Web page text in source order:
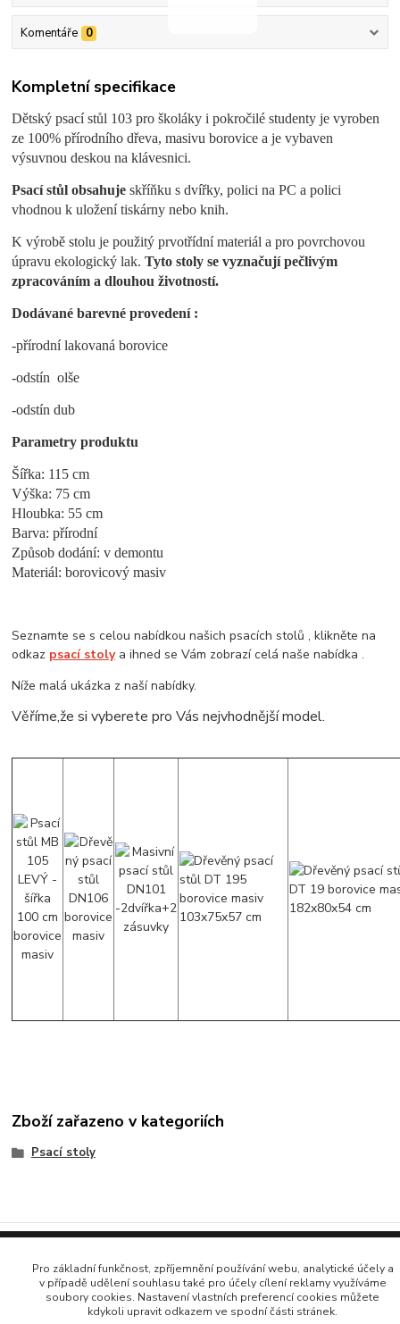
Komentáře 0
Kompletní specifikace
Dětský psací stůl 103pro školáky i pokročilé studenty je vyroben
ze 100% přírodního dřeva, masivu borovice a je vybaven
výsuvnou deskou na klávesnici.
Psací stůl obsahuje skříňku s dvířky, polici na PC a polici
vhodnou k uložení tiskárny nebo knih.
K výrobě stolu je použitý prvotřídní materiál a pro povrchovou
úpravu ekologický lak.Tyto stoly se vyznačují pečlivým
zpracováním a dlouhou životností.
Dodávané barevné provedení :
-přírodní lakovaná borovice
-odstín olše
-odstín dub
Parametry produktu
Šířka: 115 cm
Výška: 75 cm
Hloubka: 55 cm
Barva: přírodní
Způsob dodání: v demontu
Materiál: borovicový masiv
Seznamte se s celou nabídkou našich psacích stolů , klikněte na
odkaz psací stolya ihned se Vám zobrazí celá naše nabídka .
Níže malá ukázka z naší nabídky.
Věříme,že si vyberete pro Vás nejvhodnější model.
Zboží zařazeno v kategoriích
Psací stoly
Pro základní funkčnost, zpříjemnění používání webu, analytické účely a
v případě udělení souhlasu také pro účely cílení reklamy využíváme
soubory cookies. Nastavení vlastních preferencí cookies můžete
kdykoli upravit odkazem ve spodní části stránek.